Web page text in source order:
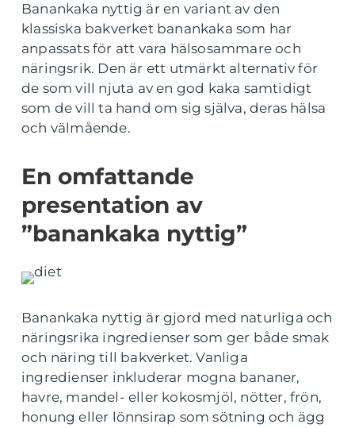
Banankaka nyttig är en variant av den
klassiska bakverket banankaka som har
anpassats för att vara hälsosammare och
näringsrik. Den är ett utmärkt alternativ för
de som vill njuta av en god kaka samtidigt
som de vill ta hand om sig själva, deras hälsa
och välmående.
En omfattande
presentation av
”banankaka nyttig”
Banankaka nyttig är gjord med naturliga och
näringsrika ingredienser som ger både smak
och näring till bakverket. Vanliga
ingredienser inkluderar mogna bananer,
havre, mandel- eller kokosmjöl, nötter, frön,
honung eller lönnsirap som sötning och ägg